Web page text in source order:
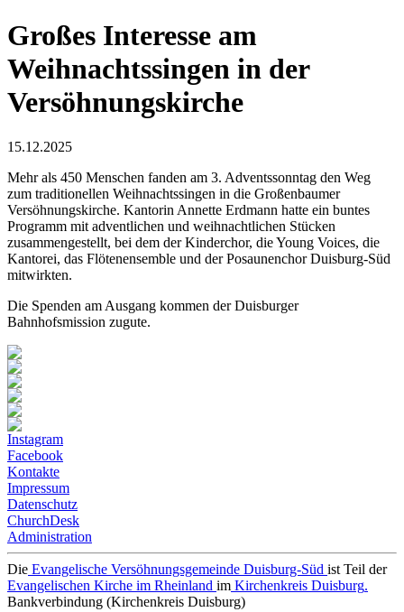
Großes Interesse am
Weihnachtssingen in der
Versöhnungskirche
15.12.2025
Mehr als 450 Menschen fanden am 3. Adventssonntag den Weg
zum traditionellen Weihnachtssingen in die Großenbaumer
Versöhnungskirche. Kantorin Annette Erdmann hatte ein buntes
Programm mit adventlichen und weihnachtlichen Stücken
zusammengestellt, bei dem der Kinderchor, die Young Voices, die
Kantorei, das Flötenensemble und der Posaunenchor Duisburg-Süd
mitwirkten.
Die Spenden am Ausgang kommen der Duisburger
Bahnhofsmission zugute.
Instagram
Facebook
Kontakte
Impressum
Datenschutz
ChurchDesk
Administration
Die Evangelische Versöhnungsgemeinde Duisburg-Süd ist Teil der
Evangelischen Kirche im Rheinland im Kirchenkreis Duisburg.
Bankverbindung (Kirchenkreis Duisburg)